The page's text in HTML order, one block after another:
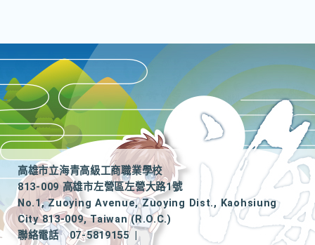
高雄市立海青高級工商職業學校
813-009 高雄市左營區左營大路1號
No.1, Zuoying Avenue, Zuoying Dist., Kaohsiung
City 813-009, Taiwan (R.O.C.)
聯絡電話
07-5819155
|